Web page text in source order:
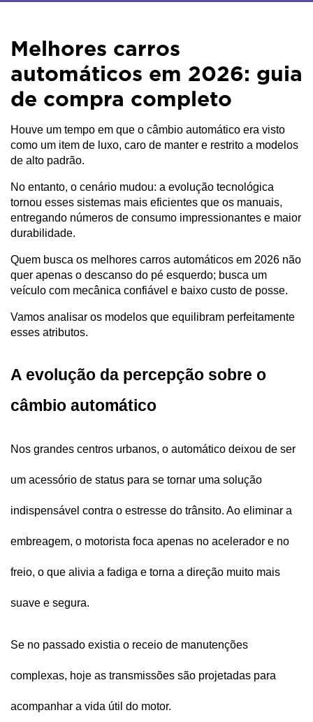
Melhores carros
automáticos em 2026: guia
de compra completo
Houve um tempo em que o câmbio automático era visto
como um item de luxo, caro de manter e restrito a modelos
de alto padrão.
No entanto, o cenário mudou: a evolução tecnológica
tornou esses sistemas mais eficientes que os manuais,
entregando números de consumo impressionantes e maior
durabilidade.
Quem busca os melhores carros automáticos em 2026 não
quer apenas o descanso do pé esquerdo; busca um
veículo com mecânica confiável e baixo custo de posse.
Vamos analisar os modelos que equilibram perfeitamente
esses atributos.
A evolução da percepção sobre o
câmbio automático
Nos grandes centros urbanos, o automático deixou de ser
um acessório de status para se tornar uma solução
indispensável contra o estresse do trânsito. Ao eliminar a
embreagem, o motorista foca apenas no acelerador e no
freio, o que alivia a fadiga e torna a direção muito mais
suave e segura.
Se no passado existia o receio de manutenções
complexas, hoje as transmissões são projetadas para
acompanhar a vida útil do motor.